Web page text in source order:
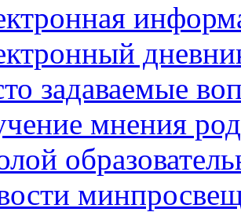
задаваемые
мнения